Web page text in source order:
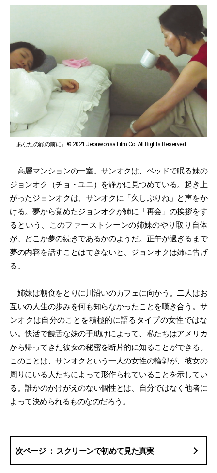
『あなたの顔の前に』© 2021 Jeonwonsa Film Co. All Rights Reserved
高層マンションの一室。サンオクは、ベッドで眠る妹の
ジョンオク（チョ・ユニ）を静かに見つめている。起き上
がったジョンオクは、サンオクに「久しぶりね」と声をか
ける。夢から覚めたジョンオクが姉に「再会」の挨拶をす
るという、このファーストシーンの姉妹のやり取り自体
が、どこか夢の続きであるかのようだ。正午が過ぎるまで
夢の内容を話すことはできないと、ジョンオクは姉に告げ
る。
姉妹は朝食をとりに川沿いのカフェに向かう。二人はお
互いの人生の歩みを何も知らなかったことを嘆き合う。サ
ンオクは自分のことを積極的に語るタイプの女性ではな
い。快活で饒舌な妹の手助けによって、私たちはアメリカ
から帰ってきた彼女の秘密を断片的に知ることができる。
このことは、サンオクという一人の女性の輪郭が、彼女の
周りにいる人たちによって形作られていることを示してい
る。誰かのかけがえのない個性とは、自分ではなく他者に
よって決められるものなのだろう。
スクリーンで初めて見た真実